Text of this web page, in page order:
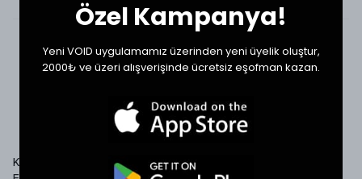
SHOP THE LOOK
İlgini Çekebilir
Kadın Yazlık VOID
VOID Redefined
Özel Kampanya!
Yeni VOID uygulamamız üzerinden yeni üyelik oluştur,
2000₺ ve üzeri alışverişinde ücretsiz eşofman kazan.